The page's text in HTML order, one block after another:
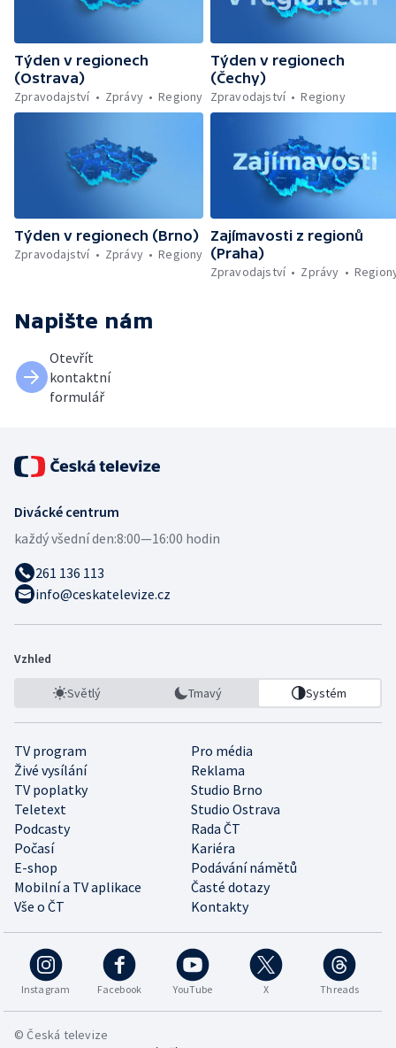
Týden v regionech
(Ostrava)
Zpravodajství
Zprávy Regiony
Týden v regionech
(Čechy)
Zpravodajství
Regiony
Týden v regionech (Brno)
Zpravodajství
Zprávy Regiony
Zajímavosti z regionů
(Praha)
Zpravodajství
Zprávy
Napište nám
Otevřít
kontaktní
formulář
Divácké centrum
každý všední den:8:00—16:00 hodin
261 136 113
info@ceskatelevize.cz
Vzhled
Světlý Tmavý Systém
TV program
Pro média
Živé vysílání
Reklama
TV poplatky
Studio Brno
Teletext
Studio Ostrava
Podcasty
Rada ČT
Počasí
Kariéra
E-shop
Podávání námětů
Mobilní a TV aplikace
Časté dotazy
Vše o ČT
Kontakty
Instagram Facebook YouTube X Threads
© Česká televize